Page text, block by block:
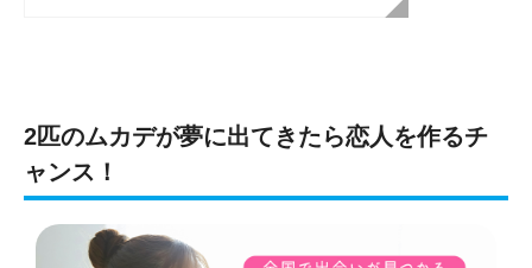
2匹のムカデが夢に出てきたら恋人を作るチ
ャンス！